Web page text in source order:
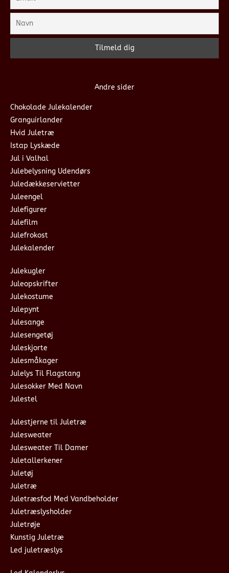
Andre sider
Chokolade Julekalender
Granguirlander
Hvid Juletræ
Istap Lyskæde
Jul i Valhal
Julebelysning Udendørs
Juledækkeservietter
Juleengel
Julefigurer
Julefilm
Julefrokost
Julekalender
Julekugler
Juleopskrifter
Julekostume
Julepynt
Julesange
Julesengetøj
Juleskjorte
Julesmåkager
Julelys Til Flagstang
Julesokker Med Navn
Julestel
Julestjerne til Juletræ
Julesweater
Julesweater Til Damer
Juletallerkener
Juletøj
Juletræ
Juletræsfod Med Vandbeholder
Juletræslysholder
Juletrøje
Kunstig Juletræ
Led juletræslys